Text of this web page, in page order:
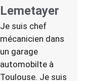
Lemetayer
Je suis chef
mécanicien dans
un garage
automobilte à
Toulouse. Je suis